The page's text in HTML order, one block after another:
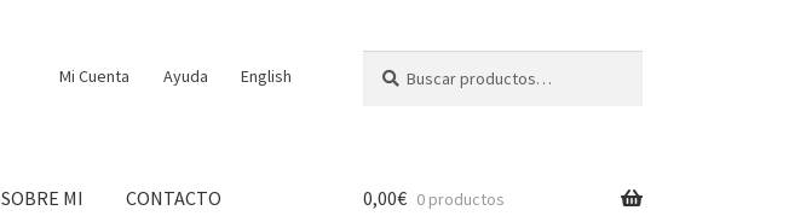
Mi Cuenta Ayuda English
por:
SOBRE MI CONTACTO 0,00€ 0 productos